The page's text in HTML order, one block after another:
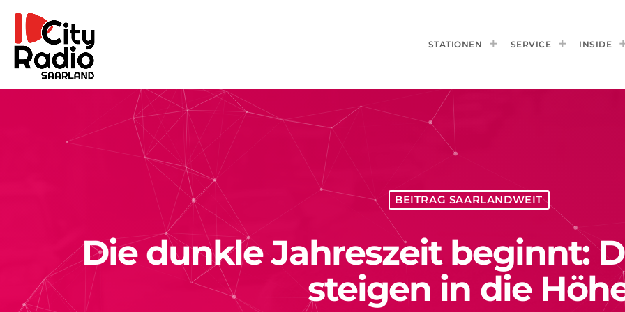
STATIONEN SERVICE INSIDE
BEITRAG SAARLANDWEIT
Die dunkle Jahreszeit beginnt:
steigen in die